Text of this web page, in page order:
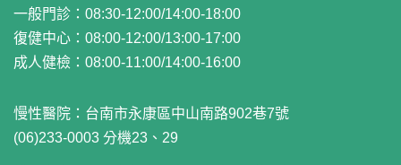
一般門診：08:30-12:00/14:00-18:00
復健中心：08:00-12:00/13:00-17:00
成人健檢：08:00-11:00/14:00-16:00
慢性醫院： 台南市永康區中山南路902巷7號
(06)233-0003 分機23、29